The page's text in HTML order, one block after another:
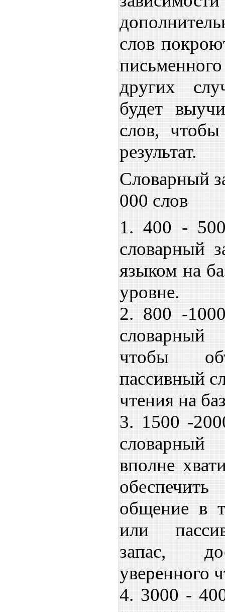
слов
других
будет
слов,
результат.
Словарный
000 слов
1. 400 -
словарный
языком на
уровне.
2. 800 -
словарный
чтобы
пассивный
чтения на
3. 1500 -
словарный
вполне
общение в
или
запас,
уверенного
4. 3000 -